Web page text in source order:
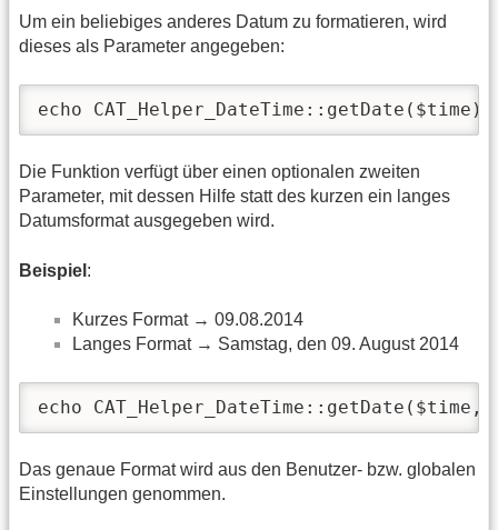
Um ein beliebiges anderes Datum zu formatieren, wird
dieses als Parameter angegeben:
echo CAT_Helper_DateTime::getDate($time);
Die Funktion verfügt über einen optionalen zweiten
Parameter, mit dessen Hilfe statt des kurzen ein langes
Datumsformat ausgegeben wird.
Beispiel :
Kurzes Format → 09.08.2014
Langes Format → Samstag, den 09. August 2014
echo
Das genaue Format wird aus den Benutzer- bzw. globalen
Einstellungen genommen.